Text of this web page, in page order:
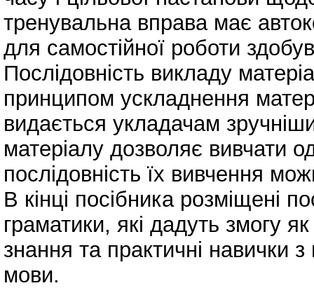
тренувальна вправа має
для самостійної роботи
Послідовність викладу
принципом ускладнення
видається укладачам
матеріалу дозволяє вивчати
послідовність їх вивчення
В кінці посібника розміщені
граматики, які дадуть змогу
знання та практичні навички
мови.